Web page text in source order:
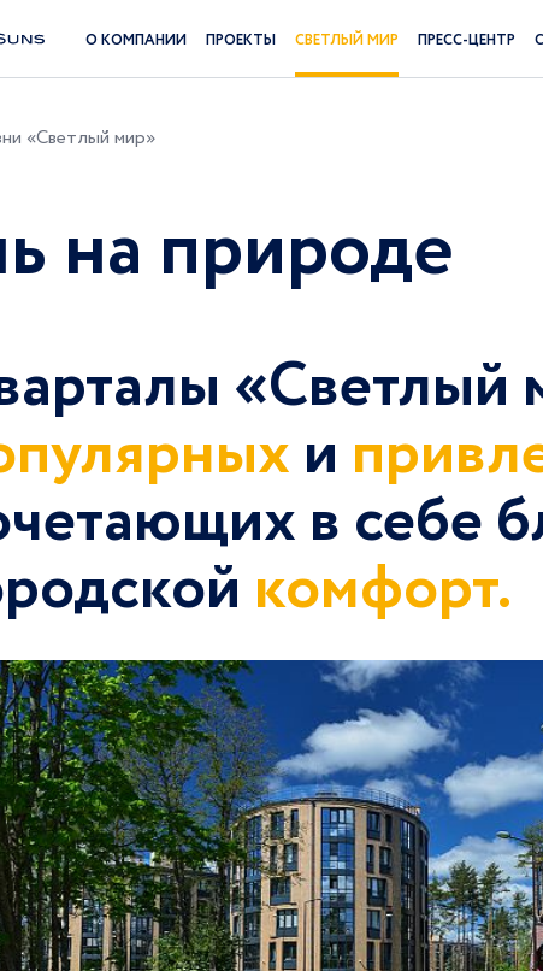
О КОМПАНИИ ПРОЕКТЫ СВЕТЛЫЙ МИР ПРЕСС-ЦЕНТР
«Светлый мир»
на природе
«Светлый
и
в себе
комфорт.